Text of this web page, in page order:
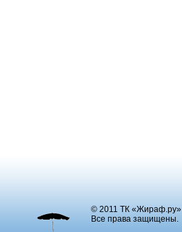
© 2011 ТК «Жираф.ру»
Все права защищены.